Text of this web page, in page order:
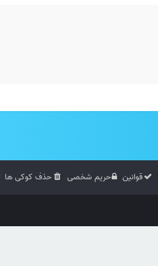
حذف کوکی ها حریم شخصی قوانین